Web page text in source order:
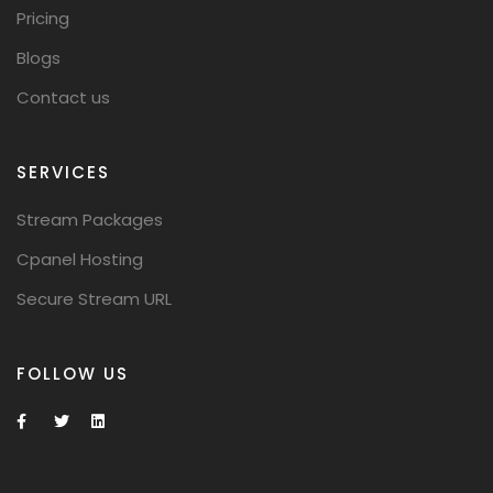
Pricing
Blogs
Contact us
SERVICES
Stream Packages
Cpanel Hosting
Secure Stream URL
FOLLOW US